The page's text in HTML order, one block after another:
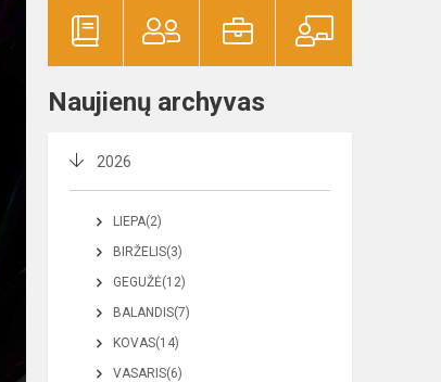
Naujienų archyvas
2026
LIEPA(2)
BIRŽELIS(3)
GEGUŽĖ(12)
BALANDIS(7)
KOVAS(14)
VASARIS(6)